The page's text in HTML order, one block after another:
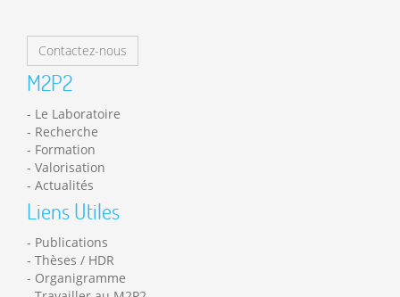
Contactez-nous
M2P2
Le Laboratoire
Recherche
Formation
Valorisation
Actualités
Liens Utiles
Publications
Thèses / HDR
Organigramme